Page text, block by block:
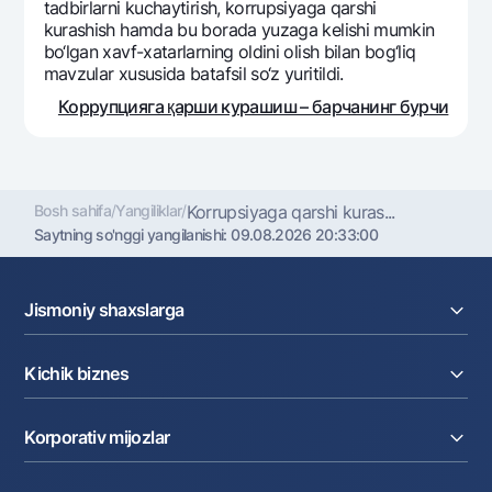
tadbirlarni kuchaytirish, korrupsiyaga qarshi
kurashish hamda bu borada yuzaga kеlishi mumkin
bo‘lgan xavf-xatarlarning oldini olish bilan bog‘liq
mavzular xususida batafsil so‘z yuritildi.
Коррупцияга қарши курашиш – барчанинг бурчи
Bosh sahifa/Yangiliklar/Korrupsiyaga qarshi kuras...
Saytning so'nggi yangilanishi:09.08.2026 20:33:00
Jismoniy shaxslarga
Omonatlar
Kartalar
Pul oʻtkazmalari
Valyutalar kursi
Kichik biznes
Kreditlar
Ekvayring
Korporativ mijozlar